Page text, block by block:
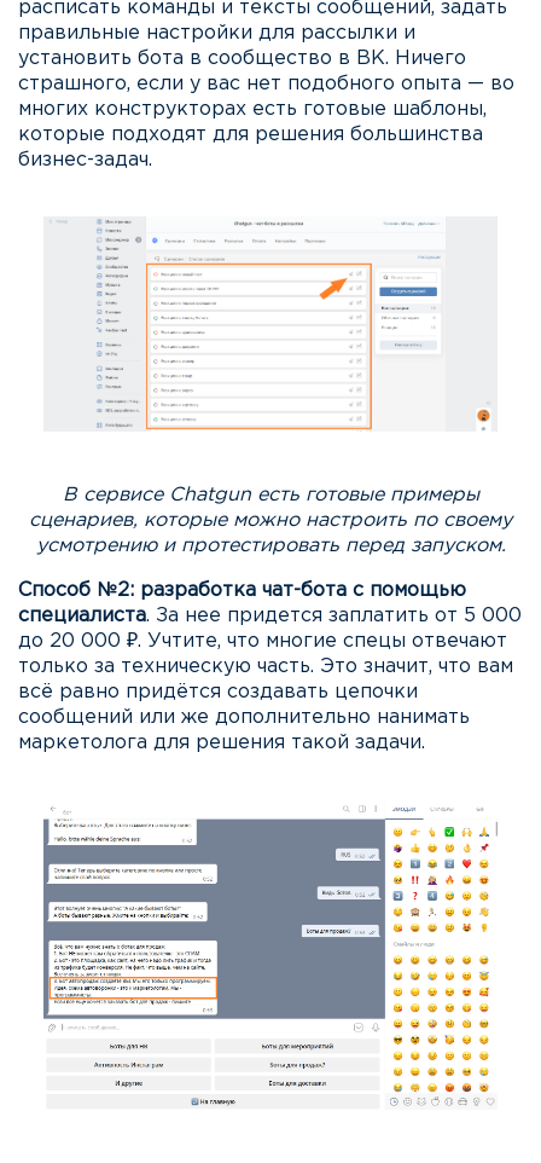
расписать команды и тексты сообщений, задать
правильные настройки для рассылки и
установить бота в сообщество в ВК. Ничего
страшного, если у вас нет подобного опыта — во
многих конструкторах есть готовые шаблоны,
которые подходят для решения большинства
бизнес-задач.
В сервисе Chatgun есть готовые примеры
сценариев, которые можно настроить по своему
усмотрению и протестировать перед запуском.
Способ №2: разработка чат-бота с помощью
специалиста. За нее придется заплатить от 5 000
до 20 000 ₽. Учтите, что многие спецы отвечают
только за техническую часть. Это значит, что вам
всё равно придётся создавать цепочки
сообщений или же дополнительно нанимать
маркетолога для решения такой задачи.